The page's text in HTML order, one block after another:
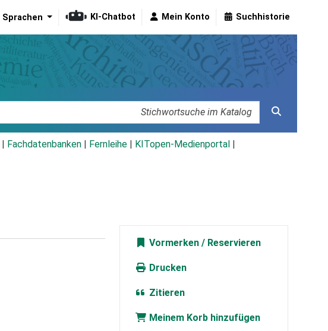
Sprachen KI-Chatbot Mein Konto Suchhistorie
Fachdatenbanken Fernleihe KITopen-Medienportal
Vormerken
Drucken
Zitieren
Meinem Korb hinzufügen